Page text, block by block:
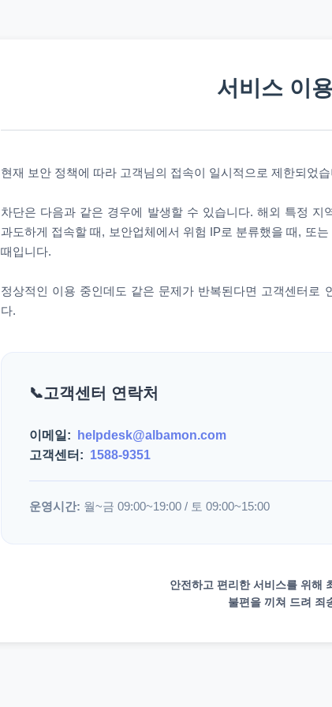
서비스 이
현재 보안 정책에 따라 고객님의 접속이 일시적으로 제한되었
차단은 다음과 같은 경우에 발생할 수 있습니다. 해외 특정
과도하게 접속할 때, 보안업체에서 위험 IP로 분류했을 때, 또
때입니다.
정상적인 이용 중인데도 같은 문제가 반복된다면 고객센터로
다.
고객센터 연락처
이메일:
helpdesk@albamon.com
고객센터: 1588-9351
운영시간: 월~금 09:00~19:00 / 토 09:00~15:00
안전하고 편리한 서비스를 위해
불편을 끼쳐 드려 죄